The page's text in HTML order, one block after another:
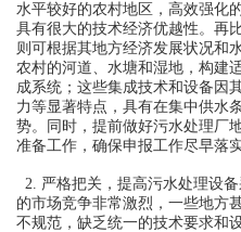
水平较好的农村地区，高效强化
具有很大的技术经济优越性。再
则可根据其地方经济发展状况和
农村的河道、水塘和湿地，构建
成系统；这些集成技术和设备因
力等显著特点，具有在集中供水
势。同时，提前做好污水处理厂
准备工作，确保申报工作尽早落实
2. 严格把关，提高污水处理设
的市场竞争非常激烈，一些地方
不规范，缺乏统一的技术要求和